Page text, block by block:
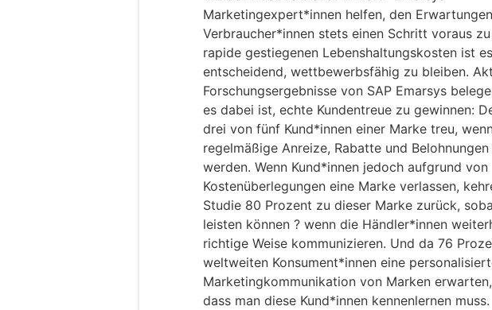
Marketingexpert*innen helfen, den
Verbraucher*innen stets einen Schritt voraus
rapide gestiegenen Lebenshaltungskosten ist
entscheidend, wettbewerbsfähig zu bleiben.
Forschungsergebnisse von SAP Emarsys
es dabei ist, echte Kundentreue zu gewinnen:
drei von fünf Kund*innen einer Marke treu,
regelmäßige Anreize, Rabatte und
werden. Wenn Kund*innen jedoch aufgrund von
Kostenüberlegungen eine Marke verlassen,
Studie 80 Prozent zu dieser Marke zurück,
leisten können ? wenn die Händler*innen
richtige Weise kommunizieren. Und da 76
weltweiten Konsument*innen eine
Marketingkommunikation von Marken
dass man diese Kund*innen kennenlernen muss.